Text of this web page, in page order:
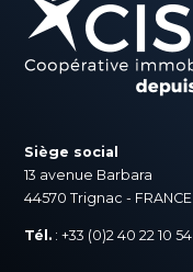
Siège social
13 avenue Barbara
44570 Trignac - FRANCE
Tél. : +33 (0)2 40 22 10 54